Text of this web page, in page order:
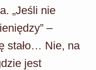
„Jeśli nie
–
stało… Nie, na
jest